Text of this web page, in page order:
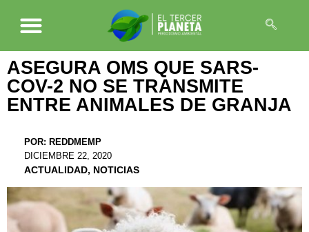
ASEGURA OMS QUE SARS-
COV-2 NO SE TRANSMITE
ENTRE ANIMALES DE GRANJA
POR: REDDMEMP
DICIEMBRE 22, 2020
ACTUALIDAD, NOTICIAS